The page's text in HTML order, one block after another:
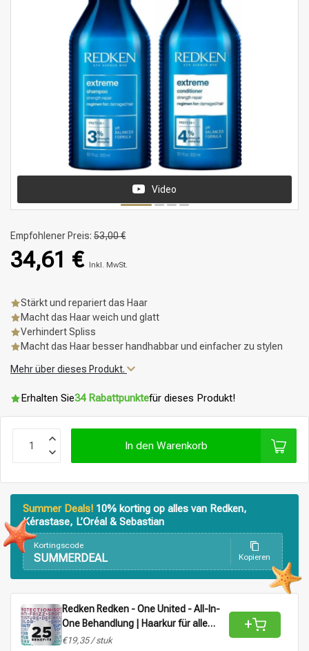
Stylingprodukte Haarfärbung
Video
Empfohlener Preis: 53,00 €
34,61 € Inkl. MwSt.
Stärkt und repariert das Haar
Macht das Haar weich und glatt
Verhindert Spliss
Macht das Haar besser handhabbar und einfacher zu stylen
Mehr über dieses Produkt.
Erhalten Sie34 Rabattpunktefür dieses Produkt!
In den Warenkorb
Summer Deals! 10% korting op alles van Redken,
Kérastase, L’Oréal & Sebastian
Kortingscode
SUMMERDEAL Kopieren
Redken Redken - One United - All-In-
One Behandlung | Haarkur für alle
Haartypen - 150 ml
€19,35 / stuk
+